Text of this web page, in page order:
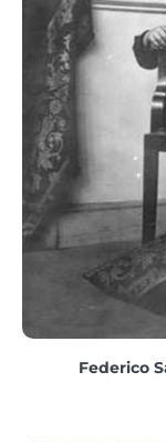
Federico